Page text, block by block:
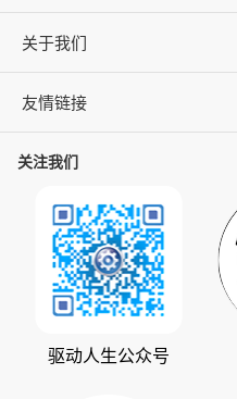
驱动人生
百页窗
数据救星
人生日历
关于我们
公司概况
公司动态
发展历程
支持中心
版权声明
友情链接
ZOL下载
华军软件园
系统之家
下载之家
驱动大师
关注我们
驱动人生公众号